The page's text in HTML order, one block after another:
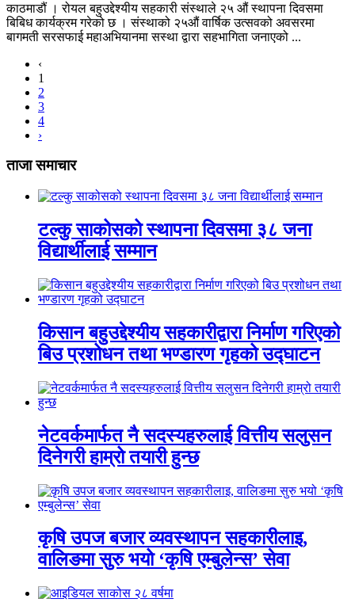
काठमाडौं । रोयल बहुउद्देश्यीय सहकारी संस्थाले २५ औं स्थापना दिवसमा
बिबिध कार्यक्रम गरेको छ । संस्थाको २५औं वार्षिक उत्सवको अवसरमा
बागमती सरसफाई महाअभियानमा सस्था द्वारा सहभागिता जनाएको ...
‹
1
2
3
4
›
ताजा समाचार
टल्कु साकोसको स्थापना दिवसमा ३८ जना
विद्यार्थीलाई सम्मान
किसान बहुउद्देश्यीय सहकारीद्वारा निर्माण गरिएको
बिउ प्रशोधन तथा भण्डारण गृहको उद्घाटन
नेटवर्कमार्फत नै सदस्यहरुलाई वित्तीय सलुसन
दिनेगरी हाम्रो तयारी हुन्छ
कृषि उपज बजार व्यवस्थापन सहकारीलाइ,
वालिङमा सुरु भयो ‘कृषि एम्बुलेन्स’ सेवा